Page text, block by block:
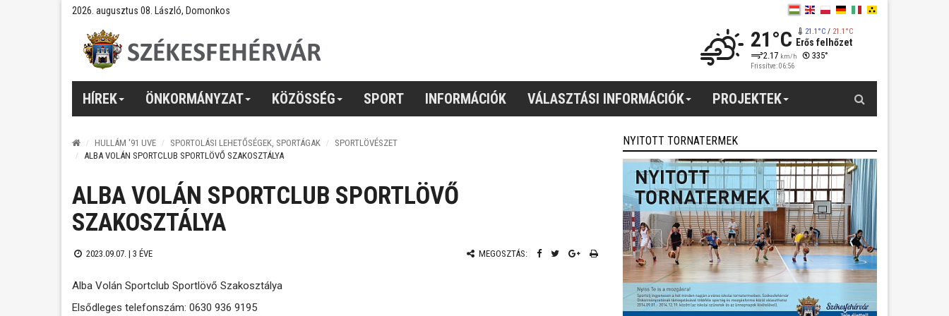
2026. augusztus 08. László, Domonkos
21°C 21.1°C/ 21.1°C
Erős felhőzet
2.17 km/h 335°
Frissítve: 06:56
HÍREK ÖNKORMÁNYZAT KÖZÖSSÉG SPORT INFORMÁCIÓK VÁLASZTÁSI INFORMÁCIÓK PROJEKTEK
HULLÁM '91 UVE SPORTOLÁSI LEHETŐSÉGEK, SPORTÁGAK
SPORTLÖVÉSZET
ALBA VOLÁN SPORTCLUB SPORTLÖVŐ SZAKOSZTÁLYA
ALBA VOLÁN SPORTCLUB SPORTLÖVŐ
SZAKOSZTÁLYA
2023.09.07. | 3 ÉVE MEGOSZTÁS:
Alba Volán Sportclub Sportlövő Szakosztálya
Elsődleges telefonszám: 0630 936 9195
NYITOTT TORNATERMEK